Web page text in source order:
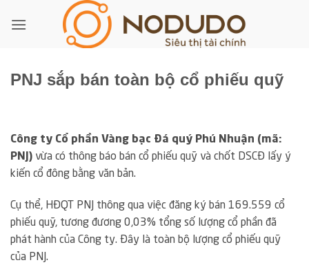
qua
PNJ sắp bán toàn bộ cổ phiếu quỹ
Công ty Cổ phần Vàng bạc Đá quý Phú Nhuận (mã:
PNJ) vừa có thông báo bán cổ phiếu quỹ và chốt DSCĐ lấy ý
kiến cổ đông bằng văn bản.
Cụ thể, HĐQT PNJ thông qua việc đăng ký bán 169.559 cổ
phiếu quỹ, tương đương 0,03% tổng số lượng cổ phần đã
phát hành của Công ty. Đây là toàn bộ lượng cổ phiếu quỹ
của PNJ.